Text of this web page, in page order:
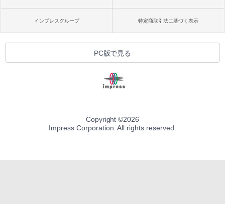
インプレスグループ 特定商取引法に基づく表示
PC版で見る
Copyright ©2026
Impress Corporation. All rights reserved.